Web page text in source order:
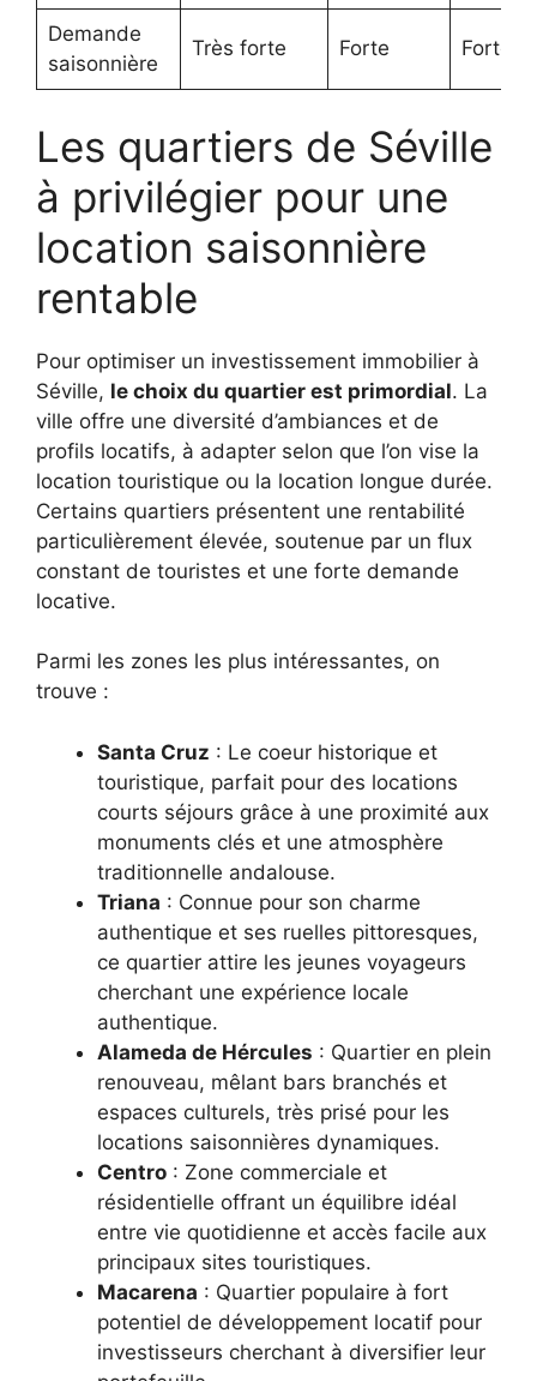
Demande
saisonnière
Très forte Forte Forte
Les quartiers de Séville
à privilégier pour une
location saisonnière
rentable
Pour optimiser un investissement immobilier à
Séville, le choix du quartier est primordial. La
ville offre une diversité d’ambiances et de
profils locatifs, à adapter selon que l’on vise la
location touristique ou la location longue durée.
Certains quartiers présentent une rentabilité
particulièrement élevée, soutenue par un flux
constant de touristes et une forte demande
locative.
Parmi les zones les plus intéressantes, on
trouve :
Santa Cruz : Le coeur historique et
touristique, parfait pour des locations
courts séjours grâce à une proximité aux
monuments clés et une atmosphère
traditionnelle andalouse.
Triana : Connue pour son charme
authentique et ses ruelles pittoresques,
ce quartier attire les jeunes voyageurs
cherchant une expérience locale
authentique.
Alameda de Hércules : Quartier en plein
renouveau, mêlant bars branchés et
espaces culturels, très prisé pour les
locations saisonnières dynamiques.
Centro : Zone commerciale et
résidentielle offrant un équilibre idéal
entre vie quotidienne et accès facile aux
principaux sites touristiques.
Macarena : Quartier populaire à fort
potentiel de développement locatif pour
investisseurs cherchant à diversifier leur